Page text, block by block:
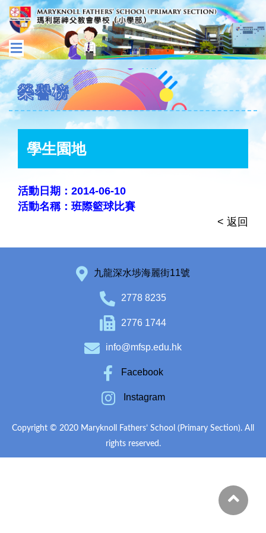
榮譽榜
學生園地
活動日期：2014-06-10
活動名稱：班際籃球比賽
< 返回
九龍深水埗海麗街11號
2778 8235
2776 1744
info@mfsp.edu.hk
Facebook
Instagram
Copyright © 2020 Maryknoll Fathers’ School (Primary Section). All
rights reserved.